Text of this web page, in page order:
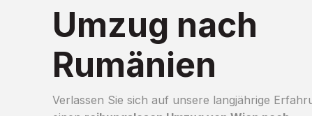
Umzug nach
Rumänien
Verlassen Sie sich auf unsere langjährige